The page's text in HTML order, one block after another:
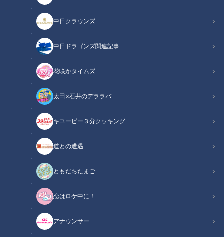
中日クラウンズ
中日ドラゴンズ関連記事
花咲かタイムズ
太田×石井のデララバ
キユーピー３分クッキング
道との遭遇
ともだちたまご
恋はロケ中に！
アナウンサー
チャント！
いただきます！ほぼ地元だけ愛されFOOD